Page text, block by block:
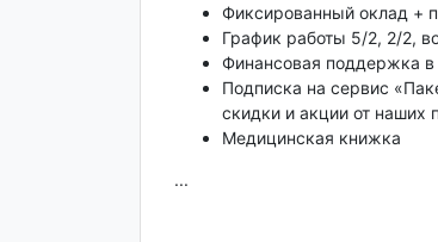
Фиксированный оклад +
График работы 5/2, 2/2,
Финансовая поддержка
Подписка на сервис
скидки и акции от наших
Медицинская книжка
...